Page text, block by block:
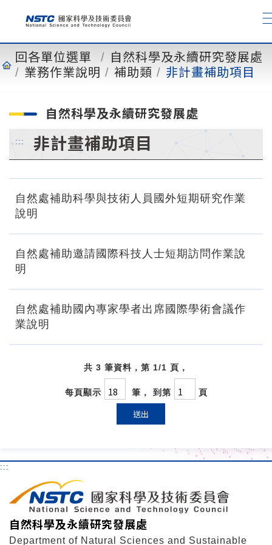
容 回各單位選單
自然科學及永續研究發展處
業務作業說明
補助類 非計畫補助項目
自然科學及永續研究發展處
::: 非計畫補助項目
自然處補助科學與技術人員國外短期研究作業
說明
自然處補助邀請國際科技人士短期訪問作業說
明
自然處補助國內專家學者出席國際學術會議作
業說明
共 3 筆資料，第 1/1 頁，
每頁顯示 筆， 到第 頁
送出
:::
自然科學及永續研究發展處
Department of Natural Sciences and Sustainable